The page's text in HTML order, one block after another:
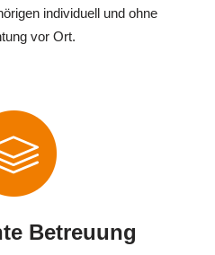
individuell und ohne
vor Ort.
Betreuung